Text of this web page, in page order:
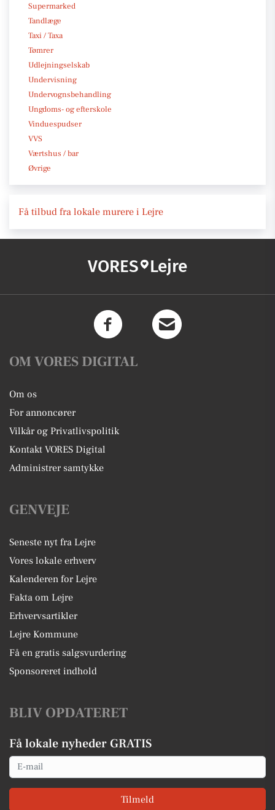
Supermarked
Tandlæge
Taxi / Taxa
Tømrer
Udlejningselskab
Undervisning
Undervognsbehandling
Ungdoms- og efterskole
Vinduespudser
VVS
Værtshus / bar
Øvrige
Få tilbud fra lokale murere i Lejre
VORES Lejre
OM VORES DIGITAL
Om os
For annoncører
Vilkår og Privatlivspolitik
Kontakt VORES Digital
Administrer samtykke
GENVEJE
Seneste nyt fra Lejre
Vores lokale erhverv
Kalenderen for Lejre
Fakta om Lejre
Erhvervsartikler
Lejre Kommune
Få en gratis salgsvurdering
Sponsoreret indhold
BLIV OPDATERET
Få lokale nyheder GRATIS
Email
Tilmeld